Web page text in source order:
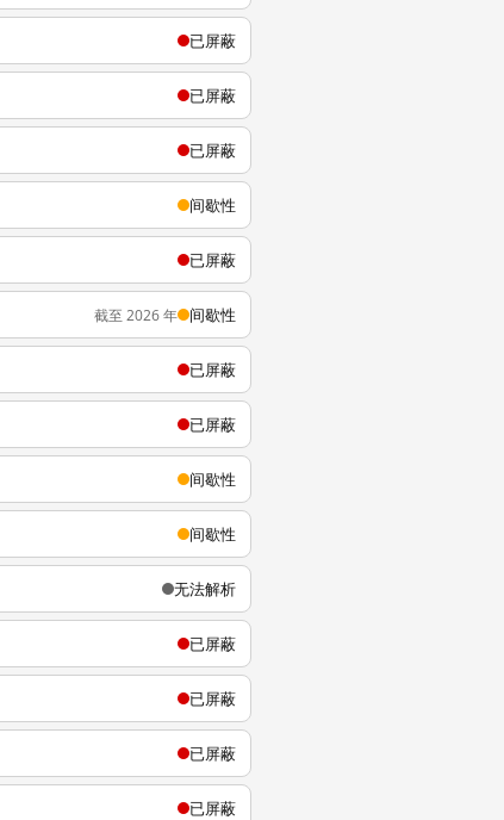
已屏蔽
已屏蔽
已屏蔽
间歇性
已屏蔽
截至 2026 年 间歇性
已屏蔽
已屏蔽
间歇性
间歇性
无法解析
已屏蔽
已屏蔽
已屏蔽
已屏蔽